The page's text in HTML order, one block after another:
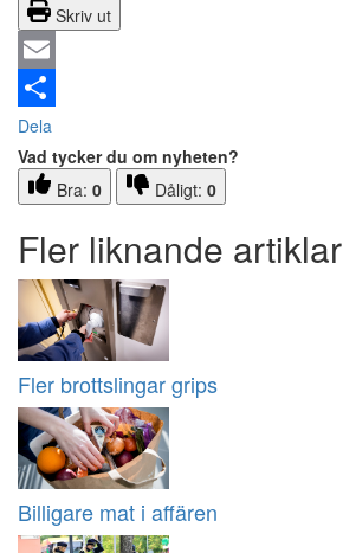
Skriv ut
Email
Dela
Vad tycker du om nyheten?
Bra: 0 Dåligt: 0
Fler liknande artiklar
Fler brottslingar grips
Billigare mat i affären